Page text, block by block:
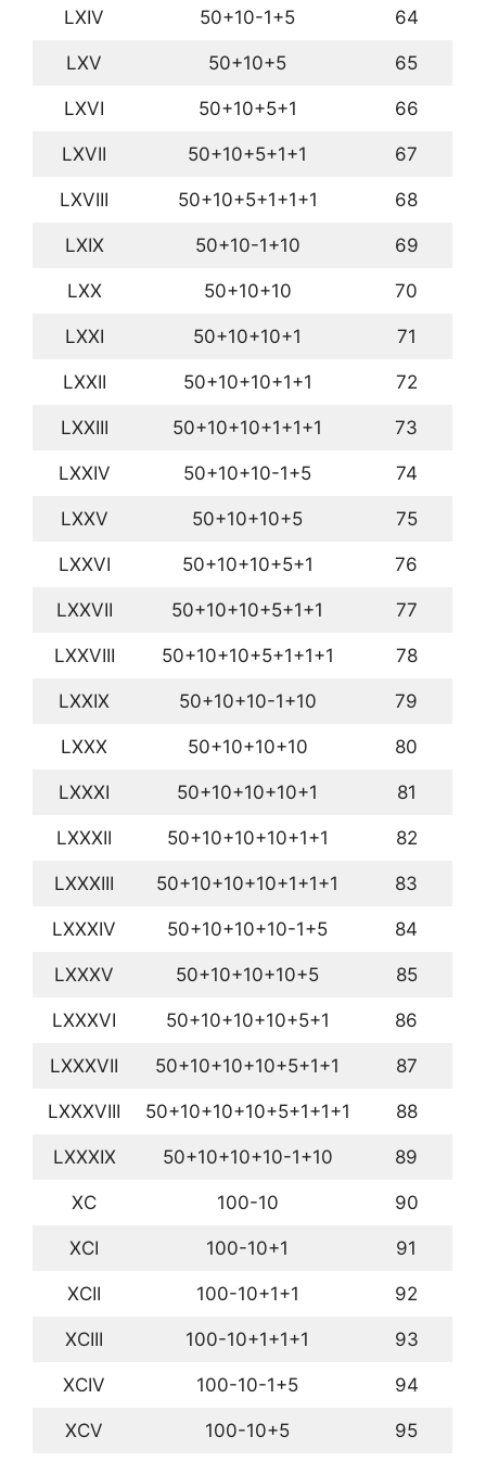
LXIV 50+10-1+5 64
LXV 50+10+5 65
LXVI 50+10+5+1 66
LXVII 50+10+5+1+1 67
LXVIII 50+10+5+1+1+1 68
LXIX 50+10-1+10 69
LXX 50+10+10 70
LXXI 50+10+10+1 71
LXXII 50+10+10+1+1 72
LXXIII 50+10+10+1+1+1 73
LXXIV 50+10+10-1+5 74
LXXV 50+10+10+5 75
LXXVI 50+10+10+5+1 76
LXXVII 50+10+10+5+1+1 77
LXXVIII 50+10+10+5+1+1+1 78
LXXIX 50+10+10-1+10 79
LXXX 50+10+10+10 80
LXXXI 50+10+10+10+1 81
LXXXII 50+10+10+10+1+1 82
LXXXIII 50+10+10+10+1+1+1 83
LXXXIV 50+10+10+10-1+5 84
LXXXV 50+10+10+10+5 85
LXXXVI 50+10+10+10+5+1 86
LXXXVII 50+10+10+10+5+1+1 87
LXXXVIII 50+10+10+10+5+1+1+1 88
LXXXIX 50+10+10+10-1+10 89
XC 100-10 90
XCI 100-10+1 91
XCII 100-10+1+1 92
XCIII 100-10+1+1+1 93
XCIV 100-10-1+5 94
XCV 100-10+5 95